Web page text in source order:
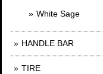
White Sage
HANDLE BAR
TIRE